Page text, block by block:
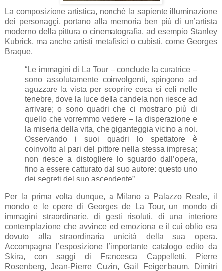
La composizione artistica, nonché la sapiente illuminazione
dei personaggi, portano alla memoria ben più di un’artista
moderno della pittura o cinematografia, ad esempio Stanley
Kubrick, ma anche artisti metafisici o cubisti, come Georges
Braque.
“Le immagini di La Tour – conclude la curatrice –
sono assolutamente coinvolgenti, spingono ad
aguzzare la vista per scoprire cosa si celi nelle
tenebre, dove la luce della candela non riesce ad
arrivare; o sono quadri che ci mostrano più di
quello che vorremmo vedere – la disperazione e
la miseria della vita, che giganteggia vicino a noi.
Osservando i suoi quadri lo spettatore è
coinvolto al pari del pittore nella stessa impresa;
non riesce a distogliere lo sguardo dall’opera,
fino a essere catturato dal suo autore: questo uno
dei segreti del suo ascendente”.
Per la prima volta dunque, a Milano a Palazzo Reale, il
mondo e le opere di Georges de La Tour, un mondo di
immagini straordinarie, di gesti risoluti, di una interiore
contemplazione che avvince ed emoziona e il cui oblio era
dovuto alla straordinaria unicità della sua opera.
Accompagna l’esposizione l’importante catalogo edito da
Skira, con saggi di Francesca Cappelletti, Pierre
Rosenberg, Jean‐Pierre Cuzin, Gail Feigenbaum, Dimitri